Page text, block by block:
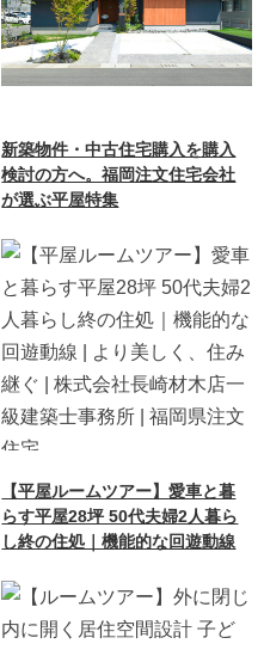
新築物件・中古住宅購入を購入
検討の方へ。福岡注文住宅会社
が選ぶ平屋特集
【平屋ルームツアー】愛車と暮
らす平屋28坪 50代夫婦2人暮ら
し終の住処｜機能的な回遊動線